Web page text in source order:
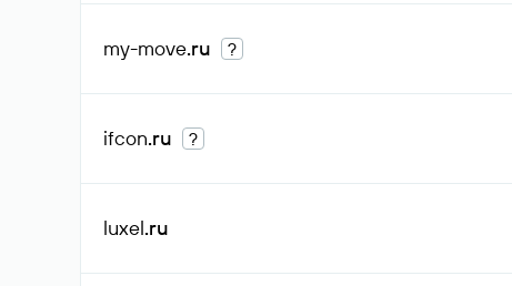
my-move.ru ?
ifcon.ru ?
luxel.ru